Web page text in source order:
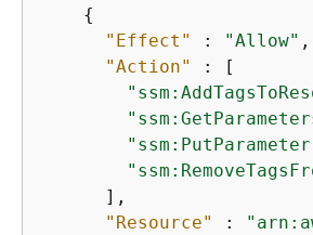
{
"Effect"
: "Allow" ,
"Action"
: [
      ],
"Resource"
: